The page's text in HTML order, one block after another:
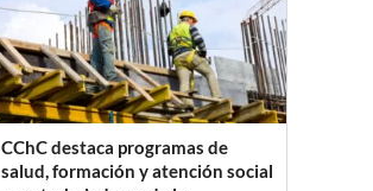
CChC destaca programas de
salud, formación y atención social